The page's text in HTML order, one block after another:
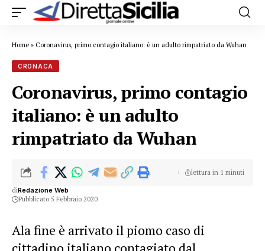
Home » Coronavirus, primo contagio italiano: è un adulto rimpatriato da Wuhan
CRONACA
Coronavirus, primo contagio
italiano: è un adulto
rimpatriato da Wuhan
diRedazione Web
Pubblicato 5 Febbraio 2020
lettura in 1 minuti
Ala fine è arrivato il piomo caso di